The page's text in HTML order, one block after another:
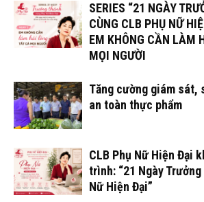
SERIES “21 NGÀY
CÙNG CLB PHỤ NỮ
EM KHÔNG CẦN LÀM
MỌI NGƯỜI
Tăng cường giám sát,
an toàn thực phẩm
CLB Phụ Nữ Hiện Đại
trình: “21 Ngày
Nữ Hiện Đại”